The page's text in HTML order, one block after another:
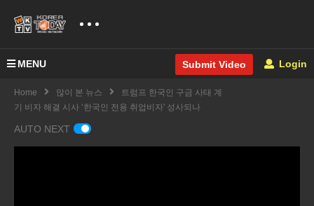
MENU Submit Video Login
Home 많이 본 뉴스
트럼프 한국인 구금 사태 계
기 비자 해결 시사 ‘한국인 전용 취업비자' 성사되나
AUTO NEXT